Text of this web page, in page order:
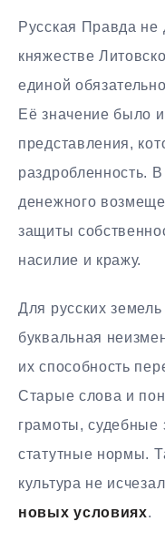
Русская Правда не
княжестве
единой
Её значение было
представления,
раздробленность.
денежного
защиты
насилие и кражу.
Для русских
буквальная
их способность
Старые слова и
грамоты, судебные
статутные нормы.
культура не
новых условиях.